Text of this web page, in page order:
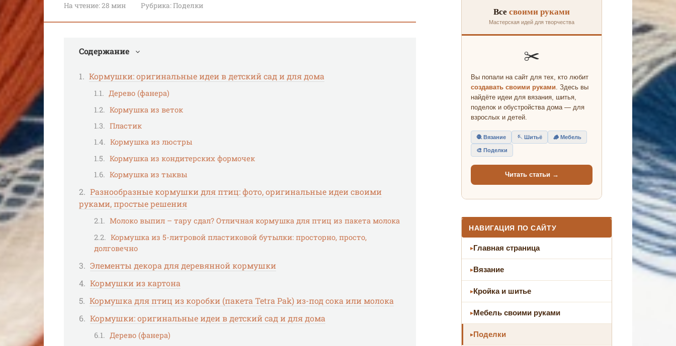
На чтение:28 мин Рубрика:Поделки
Содержание
Кормушки: оригинальные идеи в детский сад и для дома
Дерево (фанера)
Кормушка из веток
Пластик
Кормушка из люстры
Кормушка из кондитерских формочек
Кормушка из тыквы
Разнообразные кормушки для птиц: фото, оригинальные идеи своими
руками, простые решения
Молоко выпил – тару сдал? Отличная кормушка для птиц из пакета молока
Кормушка из 5-литровой пластиковой бутылки: просторно, просто,
долговечно
Элементы декора для деревянной кормушки
Кормушки из картона
Кормушка для птиц из коробки (пакета Tetra Pak) из-под сока или молока
Кормушки: оригинальные идеи в детский сад и для дома
Дерево (фанера)
Все своими руками
Мастерская идей для творчества
✂️
Вы попали на сайт для тех, кто любит
создавать своими руками. Здесь вы
найдёте идеи для вязания, шитья,
поделок и обустройства дома — для
взрослых и детей.
🧶 Вязание 🪡 Шитьё 🪵 Мебель
🎨 Поделки
Читать статьи →
НАВИГАЦИЯ ПО САЙТУ
Главная страница
Вязание
Кройка и шитье
Мебель своими руками
Поделки